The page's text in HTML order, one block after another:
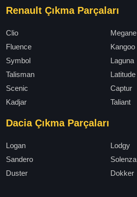
Renault Çıkma Parçaları
Clio
Megane
Fluence
Kangoo
Symbol
Laguna
Talisman
Latitude
Scenic
Captur
Kadjar
Taliant
Dacia Çıkma Parçaları
Logan
Lodgy
Sandero
Solenza
Duster
Dokker